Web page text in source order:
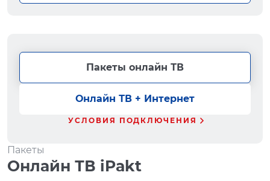
Пакеты онлайн ТВ
Онлайн ТВ + Интернет
УСЛОВИЯ ПОДКЛЮЧЕНИЯ
Пакеты
Онлайн ТВ iPakt